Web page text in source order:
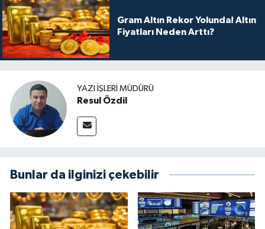
Gram Altın Rekor Yolunda! Altın
Fiyatları Neden Arttı?
YAZI İŞLERI MÜDÜRÜ
Resul Özdil
Bunlar da ilginizi çekebilir